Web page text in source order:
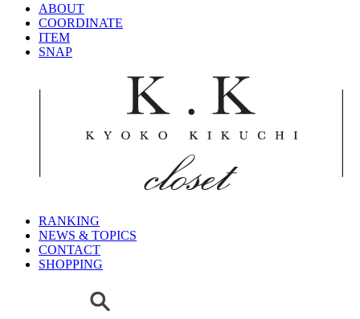
ABOUT
COORDINATE
ITEM
SNAP
RANKING
NEWS & TOPICS
CONTACT
SHOPPING